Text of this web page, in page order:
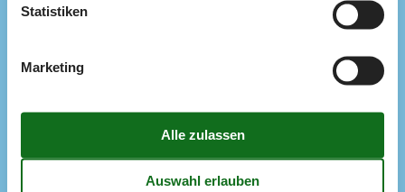
Draussen
Privater Parkplatz
Terrasse
Haus ist nicht für Jugendgruppen geeignet
Statistiken
Marketing